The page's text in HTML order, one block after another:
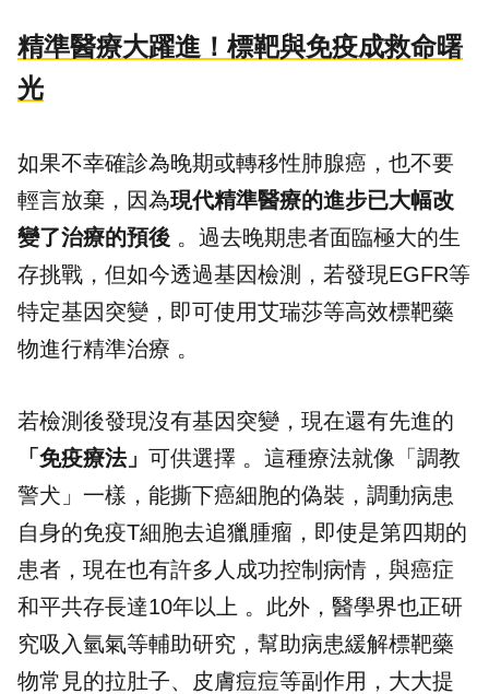
精準醫療大躍進！標靶與免疫成救命曙
光
如果不幸確診為晚期或轉移性肺腺癌，也不要
輕言放棄，因為現代精準醫療的進步已大幅改
變了治療的預後 。過去晚期患者面臨極大的生
存挑戰，但如今透過基因檢測，若發現EGFR等
特定基因突變，即可使用艾瑞莎等高效標靶藥
物進行精準治療 。
若檢測後發現沒有基因突變，現在還有先進的
「免疫療法」 可供選擇 。這種療法就像「調教
警犬」一樣，能撕下癌細胞的偽裝，調動病患
自身的免疫T細胞去追獵腫瘤，即使是第四期的
患者，現在也有許多人成功控制病情，與癌症
和平共存長達10年以上 。此外，醫學界也正研
究吸入氫氣等輔助研究，幫助病患緩解標靶藥
物常見的拉肚子、皮膚痘痘等副作用，大大提